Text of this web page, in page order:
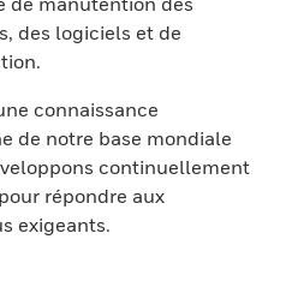
des logiciels et de
connaissance
de notre base mondiale
continuellement
répondre aux
exigeants.